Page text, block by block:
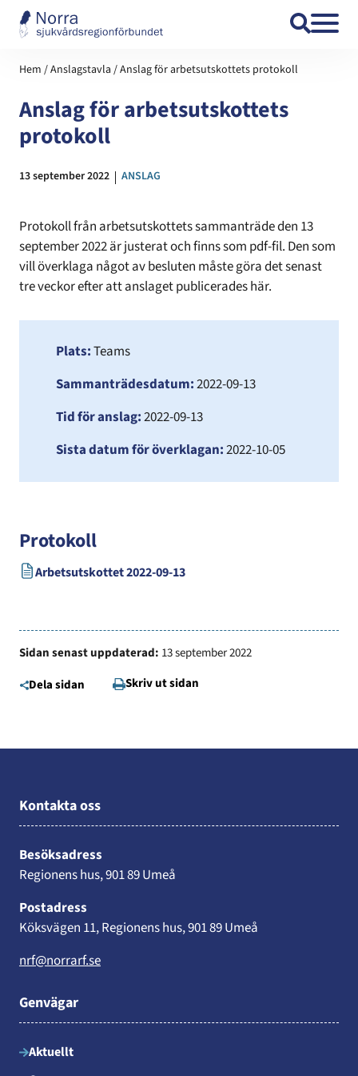
Hem /Anslagstavla /Anslag för arbetsutskottets protokoll
Anslag för arbetsutskottets
protokoll
Datum:
13 september 2022 KATEGORI:
ANSLAG
Protokoll från arbetsutskottets sammanträde den 13
september 2022 är justerat och finns som pdf-fil. Den som
vill överklaga något av besluten måste göra det senast
tre veckor efter att anslaget publicerades här.
Plats:Teams
Sammanträdesdatum:2022-09-13
Tid för anslag:2022-09-13
Sista datum för överklagan:2022-10-05
Protokoll
Arbetsutskottet 2022-09-13
Öppnas i ny flik
Sidan senast uppdaterad: 13 september 2022
Dela sidan
Skriv ut sidan
Kontakta oss
Besöksadress
Regionens hus, 901 89 Umeå
Postadress
Köksvägen 11, Regionens hus, 901 89 Umeå
nrf@norrarf.se
Genvägar
Aktuellt